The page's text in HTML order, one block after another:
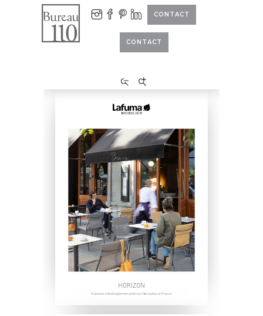
CONTACT
CONTACT